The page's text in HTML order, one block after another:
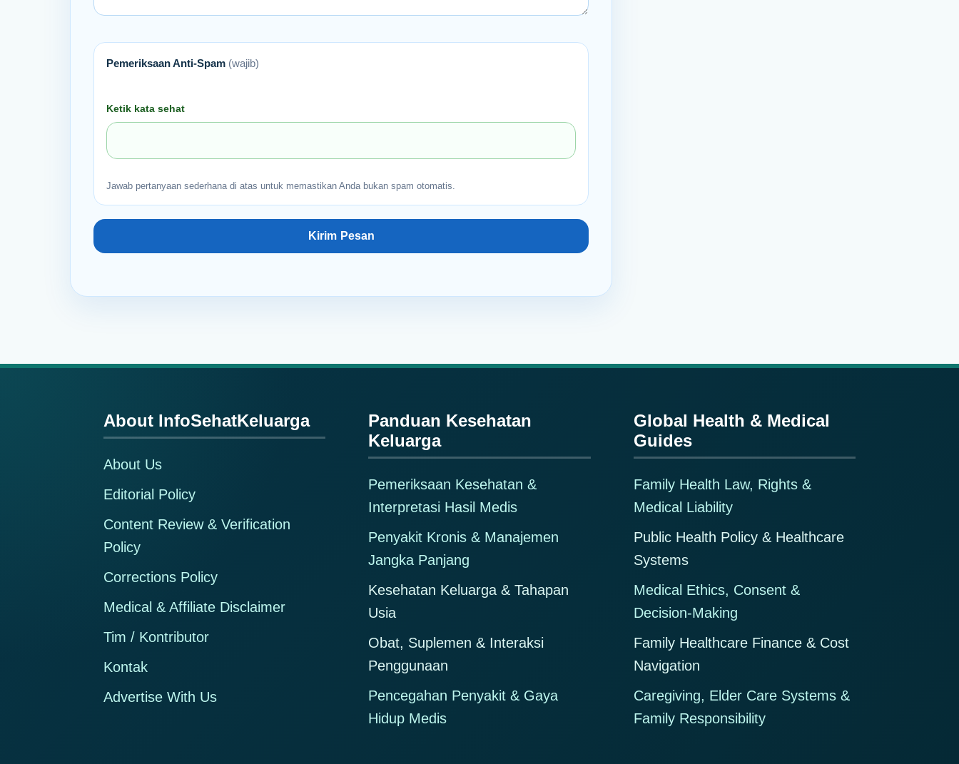
Pemeriksaan Anti-Spam (wajib)
Ketik kata sehat
Jawab pertanyaan sederhana di atas untuk memastikan Anda bukan spam otomatis.
About InfoSehatKeluarga
About Us
Editorial Policy
Content Review & Verification
Policy
Corrections Policy
Medical & Affiliate Disclaimer
Tim / Kontributor
Kontak
Advertise With Us
Panduan Kesehatan
Keluarga
Pemeriksaan Kesehatan &
Interpretasi Hasil Medis
Penyakit Kronis & Manajemen
Jangka Panjang
Kesehatan Keluarga & Tahapan
Usia
Obat, Suplemen & Interaksi
Penggunaan
Pencegahan Penyakit & Gaya
Hidup Medis
Global Health & Medical
Guides
Family Health Law, Rights &
Medical Liability
Public Health Policy & Healthcare
Systems
Medical Ethics, Consent &
Decision-Making
Family Healthcare Finance & Cost
Navigation
Caregiving, Elder Care Systems &
Family Responsibility